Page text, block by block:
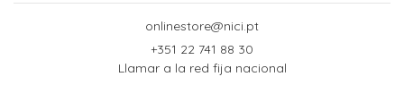
onlinestore@nici.pt
+351 22 741 88 30
Llamar a la red fija nacional